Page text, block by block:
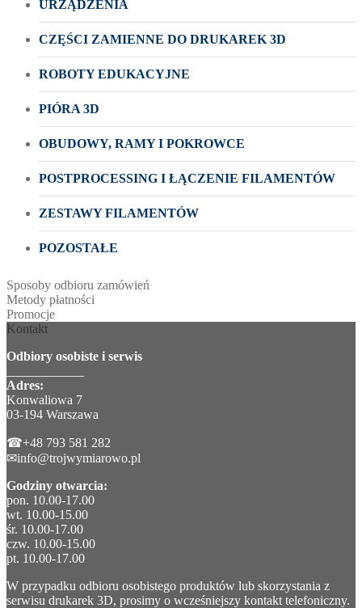
URZĄDZENIA
CZĘŚCI ZAMIENNE DO DRUKAREK 3D
ROBOTY EDUKACYJNE
PIÓRA 3D
OBUDOWY, RAMY I POKROWCE
POSTPROCESSING I ŁĄCZENIE FILAMENTÓW
ZESTAWY FILAMENTÓW
POZOSTAŁE
Sposoby odbioru zamówień
Metody płatności
Promocje
Kontakt
Odbiory osobiste i serwis
Adres:
Konwaliowa 7
03-194 Warszawa
☎+48 793 581 282
✉info@trojwymiarowo.pl
Godziny otwarcia:
pon. 10.00-17.00
wt. 10.00-15.00
śr. 10.00-17.00
czw. 10.00-15.00
pt. 10.00-17.00
W przypadku odbioru osobistego produktów lub skorzystania z
serwisu drukarek 3D, prosimy o wcześniejszy kontakt telefoniczny.